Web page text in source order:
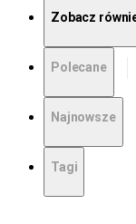
Zobacz
Polecane
Najnowsze
Tagi